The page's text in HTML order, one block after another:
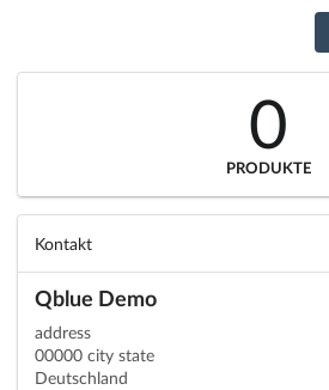
0
PRODUKTE
Kontakt
Qblue Demo
address
00000 city state
Deutschland